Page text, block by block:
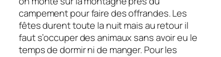
campement pour faire des offrandes. Les
fêtes durent toute la nuit mais au retour il
faut s’occuper des animaux sans avoir eu le
temps de dormir ni de manger. Pour les